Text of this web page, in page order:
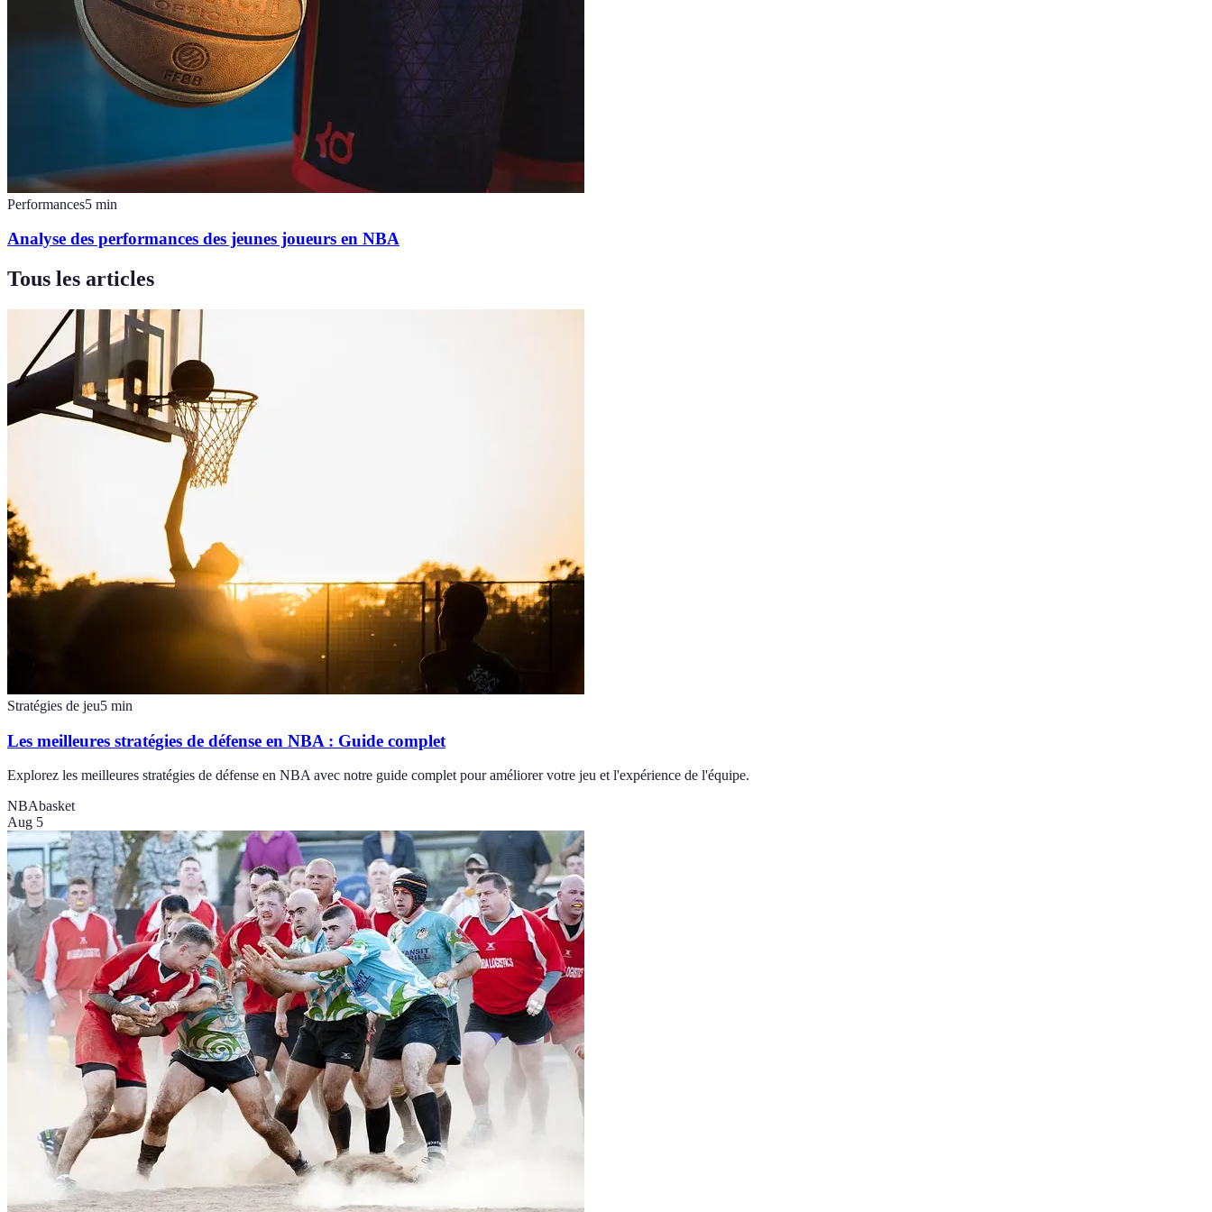
Performances5 min
Analyse des performances des jeunes joueurs en NBA
Tous les articles
Stratégies de jeu5 min
Les meilleures stratégies de défense en NBA : Guide complet
Explorez les meilleures stratégies de défense en NBA avec notre guide complet pour améliorer votre jeu et l'expérience de l'équipe.
NBAbasket
Aug 5